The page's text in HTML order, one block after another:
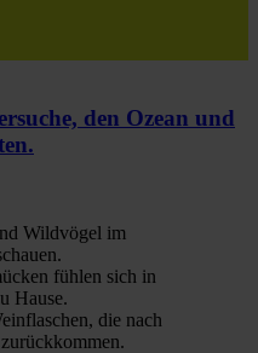
den Ozean und
Wildvögel im
fühlen sich in
Hause.
die nach